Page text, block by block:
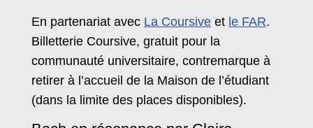
En partenariat avec La Coursive et le FAR.
Billetterie Coursive, gratuit pour la
communauté universitaire, contremarque à
retirer à l’accueil de la Maison de l’étudiant
(dans la limite des places disponibles).